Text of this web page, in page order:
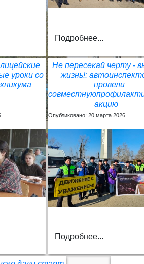
Подробнее...
уроки со
Не пересекай черту -
жизнь!:
провели
акцию
Опубликовано: 20 марта 2026
Подробнее...